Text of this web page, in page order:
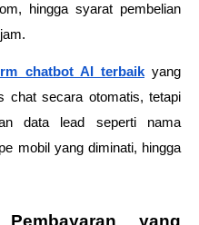
hingga syarat pembelian
chatbot AI terbaik yang
chat secara otomatis, tetapi
data lead seperti nama
mobil yang diminati, hingga
yang